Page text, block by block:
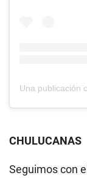
CHULUCANAS
Seguimos con